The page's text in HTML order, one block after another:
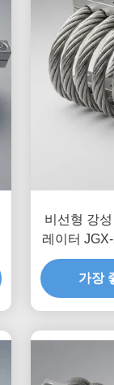
비선형 강
레이터
친
가장